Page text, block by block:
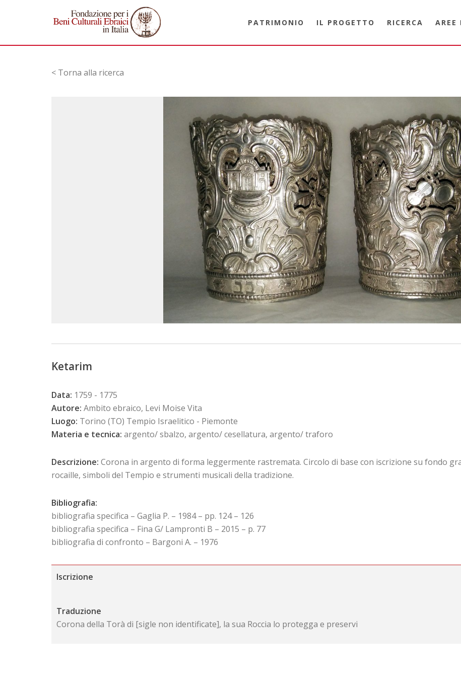
PATRIMONIO IL PROGETTO RICERCA AREE
< Torna alla ricerca
Ketarim
Data: 1759 - 1775
Autore: Ambito ebraico, Levi Moise Vita
Luogo: Torino (TO) Tempio Israelitico - Piemonte
Materia e tecnica: argento/ sbalzo, argento/ cesellatura, argento/ traforo
Descrizione: Corona in argento di forma leggermente rastremata. Circolo di base con iscrizione su fondo
rocaille, simboli del Tempio e strumenti musicali della tradizione.
Bibliografia:
bibliografia specifica – Gaglia P. – 1984 – pp. 124 – 126
bibliografia specifica – Fina G/ Lampronti B – 2015 – p. 77
bibliografia di confronto – Bargoni A. – 1976
Iscrizione
Traduzione
Corona della Torà di [sigle non identificate], la sua Roccia lo protegga e preservi